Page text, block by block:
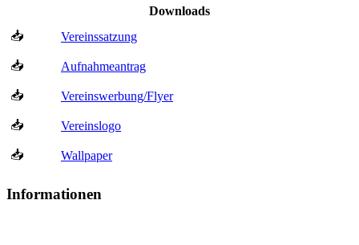
Downloads
📥
Vereinssatzung
📥 Aufnahmeantrag
📥 Vereinswerbung/Flyer
📥 Vereinslogo
📥 Wallpaper
Informationen